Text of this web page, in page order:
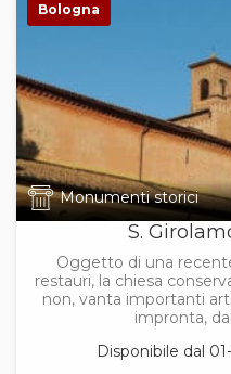
Bologna
Monumenti storici
S.
Oggetto di una
restauri, la chiesa
non, vanta importanti
impronta,
Disponibile dal